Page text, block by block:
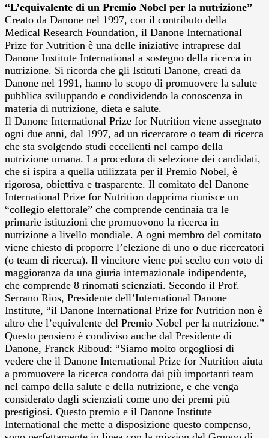
“L’equivalente di un Premio Nobel per la nutrizione”
Creato da Danone nel 1997, con il contributo della
Medical Research Foundation, il Danone International
Prize for Nutrition è una delle iniziative intraprese dal
Danone Institute International a sostegno della ricerca in
nutrizione. Si ricorda che gli Istituti Danone, creati da
Danone nel 1991, hanno lo scopo di promuovere la salute
pubblica sviluppando e condividendo la conoscenza in
materia di nutrizione, dieta e salute.
Il Danone International Prize for Nutrition viene assegnato
ogni due anni, dal 1997, ad un ricercatore o team di ricerca
che sta svolgendo studi eccellenti nel campo della
nutrizione umana. La procedura di selezione dei candidati,
che si ispira a quella utilizzata per il Premio Nobel, è
rigorosa, obiettiva e trasparente. Il comitato del Danone
International Prize for Nutrition dapprima riunisce un
“collegio elettorale” che comprende centinaia tra le
primarie istituzioni che promuovono la ricerca in
nutrizione a livello mondiale. A ogni membro del comitato
viene chiesto di proporre l’elezione di uno o due ricercatori
(o team di ricerca). Il vincitore viene poi scelto con voto di
maggioranza da una giuria internazionale indipendente,
che comprende 8 rinomati scienziati. Secondo il Prof.
Serrano Rios, Presidente dell’International Danone
Institute, “il Danone International Prize for Nutrition non è
altro che l’equivalente del Premio Nobel per la nutrizione.”
Questo pensiero è condiviso anche dal Presidente di
Danone, Franck Riboud: “Siamo molto orgogliosi di
vedere che il Danone International Prize for Nutrition aiuta
a promuovere la ricerca condotta dai più importanti team
nel campo della salute e della nutrizione, e che venga
considerato dagli scienziati come uno dei premi più
prestigiosi. Questo premio e il Danone Institute
International che mette a disposizione questo compenso,